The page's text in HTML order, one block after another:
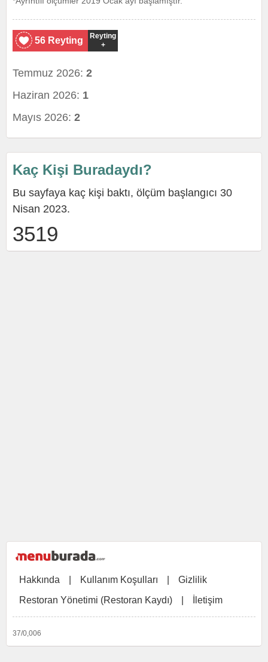
56 Reyting
Reyting
+
Temmuz 2026: 2
Haziran 2026: 1
Mayıs 2026: 2
Kaç Kişi Buradaydı?
Bu sayfaya kaç kişi baktı, ölçüm başlangıcı 30
Nisan 2023.
3519
Hakkında Kullanım Koşulları
Gizlilik
Restoran Yönetimi (Restoran Kaydı)
İletişim
37/0,006